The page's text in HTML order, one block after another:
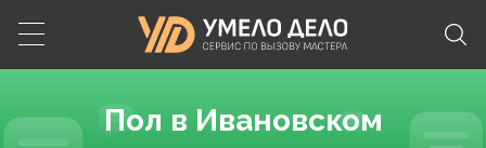
Пол в Ивановском